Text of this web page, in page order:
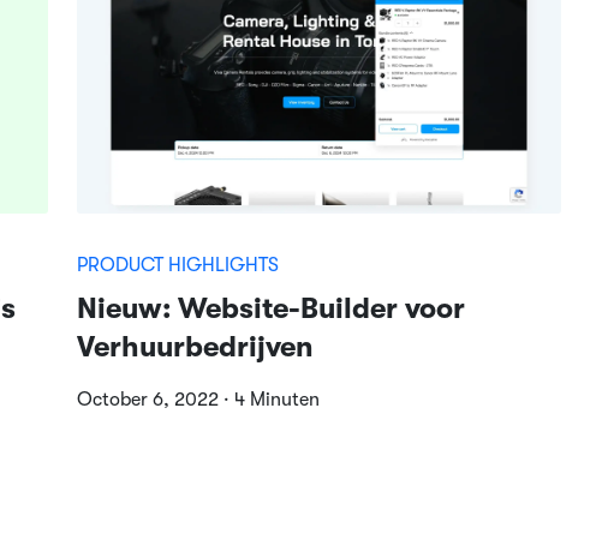
PRODUCT HIGHLIGHTS
Nieuw: Website-Builder voor
Verhuurbedrijven
October 6, 2022 · 4 Minuten